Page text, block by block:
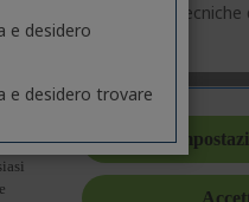
le specifiche
e desidero
e desidero trovare